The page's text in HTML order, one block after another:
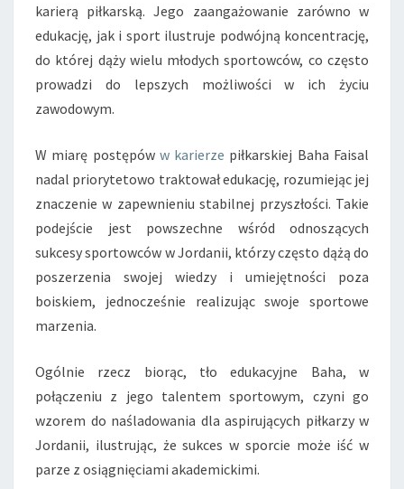
karierą piłkarską. Jego zaangażowanie zarówno w
edukację, jak i sport ilustruje podwójną koncentrację,
do której dąży wielu młodych sportowców, co często
prowadzi do lepszych możliwości w ich życiu
zawodowym.
W miarę postępów w karierze piłkarskiej Baha Faisal
nadal priorytetowo traktował edukację, rozumiejąc jej
znaczenie w zapewnieniu stabilnej przyszłości. Takie
podejście jest powszechne wśród odnoszących
sukcesy sportowców w Jordanii, którzy często dążą do
poszerzenia swojej wiedzy i umiejętności poza
boiskiem, jednocześnie realizując swoje sportowe
marzenia.
Ogólnie rzecz biorąc, tło edukacyjne Baha, w
połączeniu z jego talentem sportowym, czyni go
wzorem do naśladowania dla aspirujących piłkarzy w
Jordanii, ilustrując, że sukces w sporcie może iść w
parze z osiągnięciami akademickimi.